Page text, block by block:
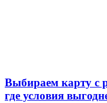
Выбираем карту с
где условия